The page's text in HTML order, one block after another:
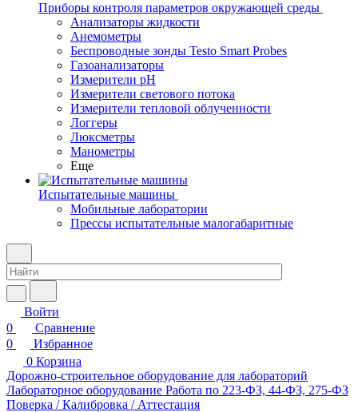
Приборы контроля параметров окружающей среды
Анализаторы жидкости
Анемометры
Беспроводные зонды Testo Smart Probes
Газоанализаторы
Измерители pH
Измерители светового потока
Измерители тепловой облученности
Логгеры
Люксметры
Манометры
Еще
Испытательные машины
Мобильные лаборатории
Прессы испытательные малогабаритные
Войти
0
Сравнение
0
Избранное
0 Корзина
Дорожно-строительное оборудование для лабораторий
Лабораторное оборудование Работа по 223-ФЗ, 44-ФЗ, 275-ФЗ
Поверка / Калибровка / Аттестация